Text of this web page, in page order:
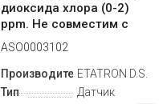
диоксида хлора (0-2)
ppm. Не совместим с
наличием ПАВ
ASO0003102
ПроизводительETATRON D.S.
Тип
Датчик